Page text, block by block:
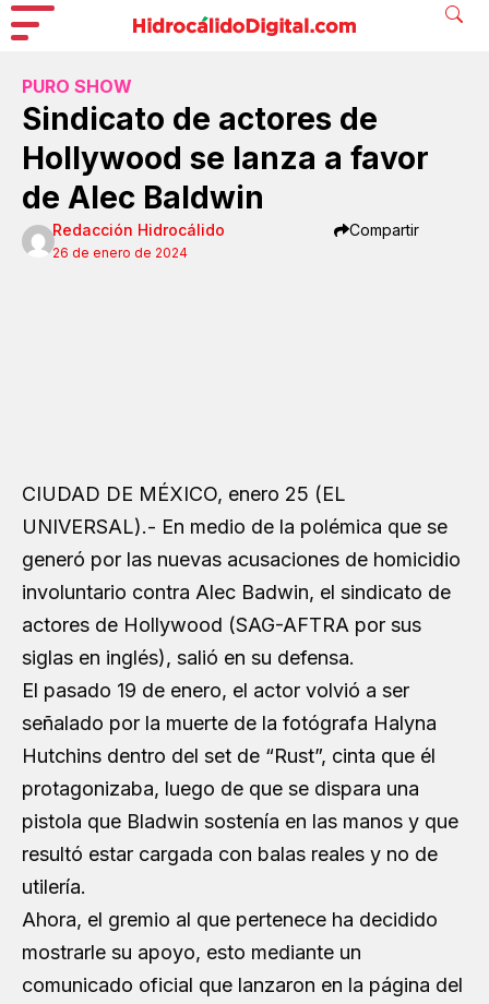
PURO SHOW
Sindicato de actores de
Hollywood se lanza a favor
de Alec Baldwin
Redacción Hidrocálido
26 de enero de 2024
Compartir
CIUDAD DE MÉXICO, enero 25 (EL
UNIVERSAL).- En medio de la polémica que se
generó por las nuevas acusaciones de homicidio
involuntario contra Alec Badwin, el sindicato de
actores de Hollywood (SAG-AFTRA por sus
siglas en inglés), salió en su defensa.
El pasado 19 de enero, el actor volvió a ser
señalado por la muerte de la fotógrafa Halyna
Hutchins dentro del set de “Rust”, cinta que él
protagonizaba, luego de que se dispara una
pistola que Bladwin sostenía en las manos y que
resultó estar cargada con balas reales y no de
utilería.
Ahora, el gremio al que pertenece ha decidido
mostrarle su apoyo, esto mediante un
comunicado oficial que lanzaron en la página del